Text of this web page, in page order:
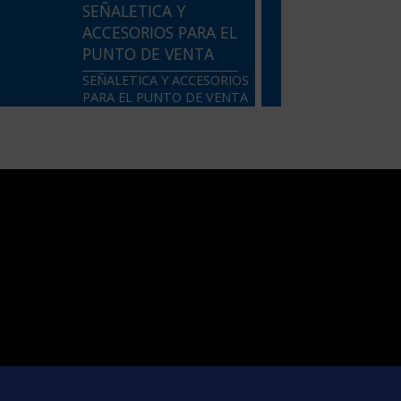
SEÑALETICA Y
ACCESORIOS PARA EL
PUNTO DE VENTA
SEÑALETICA Y ACCESORIOS
PARA EL PUNTO DE VENTA